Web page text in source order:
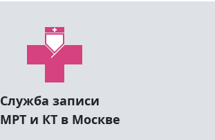
Служба записи
МРТ и КТ в Москве